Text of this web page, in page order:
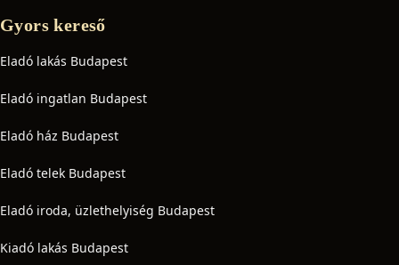
Gyors kereső
Eladó lakás Budapest
Eladó ingatlan Budapest
Eladó ház Budapest
Eladó telek Budapest
Eladó iroda, üzlethelyiség Budapest
Kiadó lakás Budapest